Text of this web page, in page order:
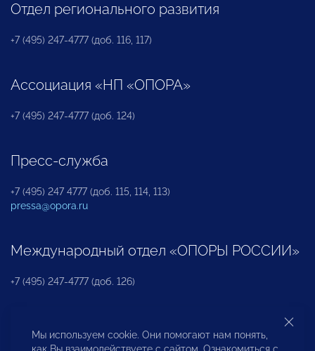
Отдел регионального развития
+7 (495) 247-4777 (доб. 116, 117)
Ассоциация «НП «ОПОРА»
+7 (495) 247-4777 (доб. 124)
Пресс-служба
+7 (495) 247 4777 (доб. 115, 114, 113)
pressa@opora.ru
Международный отдел «ОПОРЫ РОССИИ»
+7 (495) 247-4777 (доб. 126)
Бюро по защите прав предпринимателей и
инвесторов
Мы используем cookie. Они помогают нам понять,
как Вы взаимодействуете с сайтом. Ознакомиться с